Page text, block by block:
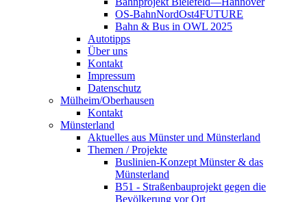
OS-BahnNordOst4FUTURE
Bahn & Bus in OWL 2025
Autotipps
Über uns
Kontakt
Impressum
Datenschutz
Mülheim/Oberhausen
Kontakt
Münsterland
Aktuelles aus Münster und Münsterland
Themen / Projekte
Buslinien-Konzept Münster & das
Münsterland
B51 - Straßenbauprojekt gegen die
Bevölkerung vor Ort